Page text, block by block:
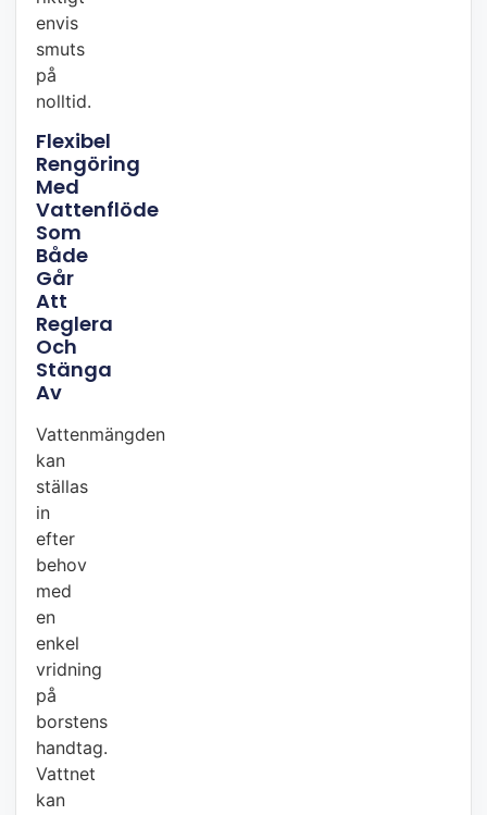
envis
smuts
på
nolltid.
Flexibel
Rengöring
Med
Vattenflöde
Som
Både
Går
Att
Reglera
Och
Stänga
Av
Vattenmängden
kan
ställas
in
efter
behov
med
en
enkel
vridning
på
borstens
handtag.
Vattnet
kan